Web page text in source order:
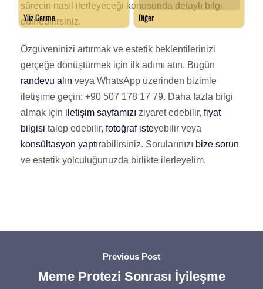
sürecin nasıl ilerleyeceği konusunda detaylı bilgi
edinebilirsiniz.
Özgüveninizi artırmak ve estetik beklentilerinizi
gerçeğe dönüştürmek için ilk adımı atın. Bugün
randevu alın veya WhatsApp üzerinden bizimle
iletişime geçin: +90 507 178 17 79. Daha fazla bilgi
almak için iletişim sayfamızı ziyaret edebilir, fiyat
bilgisi talep edebilir, fotoğraf isteyebilir veya
konsültasyon yaptırabilirsiniz. Sorularınızı bize sorun
ve estetik yolculuğunuzda birlikte ilerleyelim.
Previous Post
Meme Protezi Sonrası İyileşme